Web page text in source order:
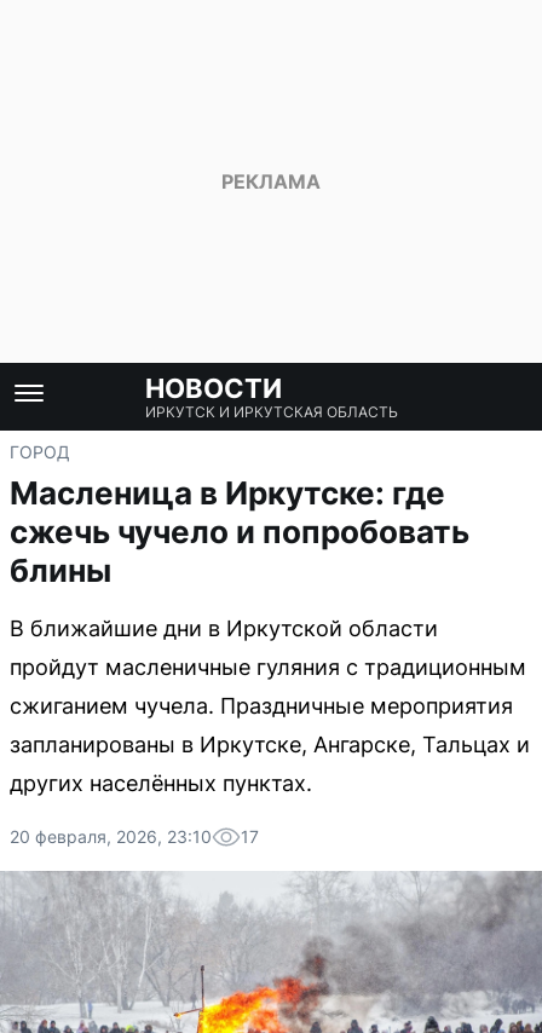
НОВОСТИ
ИРКУТСК И ИРКУТСКАЯ ОБЛАСТЬ
ГОРОД
Масленица в Иркутске: где
сжечь чучело и попробовать
блины
В ближайшие дни в Иркутской области
пройдут масленичные гуляния с традиционным
сжиганием чучела. Праздничные мероприятия
запланированы в Иркутске, Ангарске, Тальцах и
других населённых пунктах.
20 февраля, 2026, 23:10 17